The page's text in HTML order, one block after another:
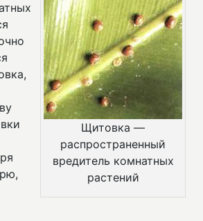
Щитовка —
распространенный
вредитель комнатных
растений